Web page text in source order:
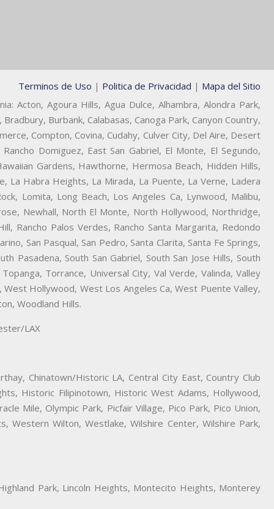
Terminos de Uso | Politica de Privacidad | Mapa del Sitio
Acton, Agoura Hills, Agua Dulce, Alhambra, Alondra Park,
Burbank, Calabasas, Canoga Park, Canyon Country,
Compton, Covina, Cudahy, Culver City, Del Aire, Desert
Domiguez, East San Gabriel, El Monte, El Segundo,
Gardens, Hawthorne, Hermosa Beach, Hidden Hills,
La Habra Heights, La Mirada, La Puente, La Verne, Ladera
Lomita, Long Beach, Los Angeles Ca, Lynwood, Malibu,
Newhall, North El Monte, North Hollywood, Northridge,
Rancho Palos Verdes, Rancho Santa Margarita, Redondo
San Pasqual, San Pedro, Santa Clarita, Santa Fe Springs,
Pasadena, South San Gabriel, South San Jose Hills, South
Torrance, Universal City, Val Verde, Valinda, Valley
Hollywood, West Los Angeles Ca, West Puente Valley,
Woodland Hills.
LAX
Chinatown/Historic LA, Central City East, Country Club
Historic Filipinotown, Historic West Adams, Hollywood,
Mile, Olympic Park, Picfair Village, Pico Park, Pico Union,
Western Wilton, Westlake, Wilshire Center, Wilshire Park,
Park, Lincoln Heights, Montecito Heights, Monterey